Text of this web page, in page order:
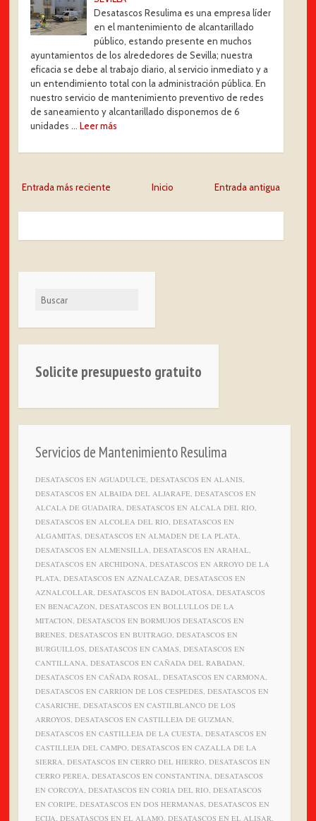
Desatascos Resulima es una empresa líder
en el mantenimiento de alcantarillado
público, estando presente en muchos
ayuntamientos de los alrededores de Sevilla; nuestra
eficacia se debe al trabajo diario, al servicio inmediato y a
un entendimiento total con la administración pública. En
nuestro servicio de mantenimiento preventivo de redes
de saneamiento y alcantarillado disponemos de 6
unidades … Leer más
Entrada más reciente Entrada antigua
Inicio
Buscar
Solicite presupuesto gratuito
Servicios de Mantenimiento Resulima
DESATASCOS EN AGUADULCE, DESATASCOS EN ALANIS,
DESATASCOS EN ALBAIDA DEL ALJARAFE, DESATASCOS EN
ALCALA DE GUADAIRA, DESATASCOS EN ALCALA DEL RIO,
DESATASCOS EN ALCOLEA DEL RIO, DESATASCOS EN
ALGAMITAS, DESATASCOS EN ALMADEN DE LA PLATA,
DESATASCOS EN ALMENSILLA, DESATASCOS EN ARAHAL,
DESATASCOS EN ARCHIDONA, DESATASCOS EN ARROYO DE LA
PLATA, DESATASCOS EN AZNALCAZAR, DESATASCOS EN
AZNALCOLLAR, DESATASCOS EN BADOLATOSA, DESATASCOS
EN BENACAZON, DESATASCOS EN BOLLULLOS DE LA
MITACION, DESATASCOS EN BORMUJOS DESATASCOS EN
BRENES, DESATASCOS EN BUITRAGO, DESATASCOS EN
BURGUILLOS, DESATASCOS EN CAMAS, DESATASCOS EN
CANTILLANA, DESATASCOS EN CAÑADA DEL RABADAN,
DESATASCOS EN CAÑADA ROSAL, DESATASCOS EN CARMONA,
DESATASCOS EN CARRION DE LOS CESPEDES, DESATASCOS EN
CASARICHE, DESATASCOS EN CASTILBLANCO DE LOS
ARROYOS, DESATASCOS EN CASTILLEJA DE GUZMAN,
DESATASCOS EN CASTILLEJA DE LA CUESTA, DESATASCOS EN
CASTILLEJA DEL CAMPO, DESATASCOS EN CAZALLA DE LA
SIERRA, DESATASCOS EN CERRO DEL HIERRO, DESATASCOS EN
CERRO PEREA, DESATASCOS EN CONSTANTINA, DESATASCOS
EN CORCOYA, DESATASCOS EN CORIA DEL RIO, DESATASCOS
EN CORIPE, DESATASCOS EN DOS HERMANAS, DESATASCOS EN
ECIJA, DESATASCOS EN EL ALAMO, DESATASCOS EN EL ALISAR,